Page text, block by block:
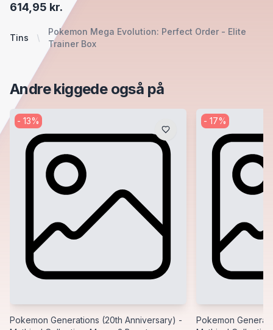
Tins
Pokemon Mega Evolution: Perfect Order - Elite
Trainer Box
614,95 kr.
Andre kiggede også på
- 13%
Pokemon Generations (20th Anniversary) -
- 17%
Pokemon